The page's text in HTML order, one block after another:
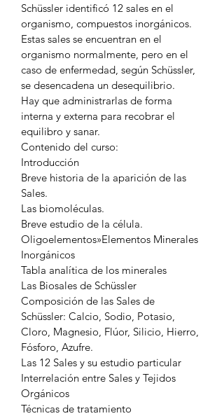
Schüssler identificó 12 sales en el
organismo, compuestos inorgánicos.
Estas sales se encuentran en el
organismo normalmente, pero en el
caso de enfermedad, según Schüssler,
se desencadena un desequilibrio.
Hay que administrarlas de forma
interna y externa para recobrar el
equilibro y sanar.
Contenido del curso:
Introducción
Breve historia de la aparición de las
Sales.
Las biomoléculas.
Breve estudio de la célula.
Oligoelementos»Elementos Minerales
Inorgánicos
Tabla analítica de los minerales
Las Biosales de Schüssler
Composición de las Sales de
Schüssler: Calcio, Sodio, Potasio,
Cloro, Magnesio, Flúor, Silicio, Hierro,
Fósforo, Azufre.
Las 12 Sales y su estudio particular
Interrelación entre Sales y Tejidos
Orgánicos
Técnicas de tratamiento